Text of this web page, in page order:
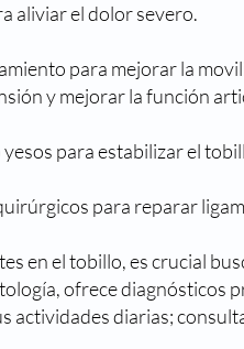
aliviar el dolor severo.
para mejorar la
y mejorar la función
para estabilizar el
para reparar
en el tobillo, es crucial
ofrece diagnósticos
actividades diarias;